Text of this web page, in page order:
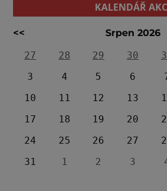
KALENDÁŘ
<< Srpen 2026
27
28 29 30
3
4 5 6
10
11 12 13
17
18 19 20
24
25 26 27
31
1 2 3